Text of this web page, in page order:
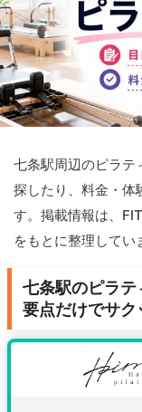
七条駅周辺のピラテ
探したり、料金・体
す。掲載情報は、
をもとに整理してい
七条駅のピラテ
要点だけでサク